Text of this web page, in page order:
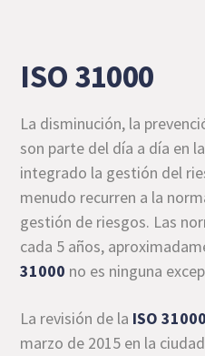
ISO 31000
La disminución, la
son parte del día a día en
integrado la gestión del
menudo recurren a la
gestión de riesgos. Las
cada 5 años,
31000 no es ninguna
La revisión de la ISO 31000
marzo de 2015 en la